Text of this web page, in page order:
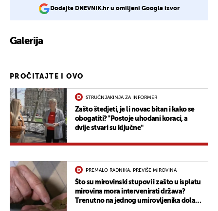
Dodajte DNEVNIK.hr u omiljeni Google izvor
Galerija
PROČITAJTE I OVO
STRUČNJAKINJA ZA INFORMER
Zašto štedjeti, je li novac bitan i kako se
obogatiti? ''Postoje uhodani koraci, a
dvije stvari su ključne''
PREMALO RADNIKA, PREVIŠE MIROVINA
Što su mirovinski stupovi i zašto u isplatu
mirovina mora intervenirati država?
Trenutno na jednog umirovljenika dolazi